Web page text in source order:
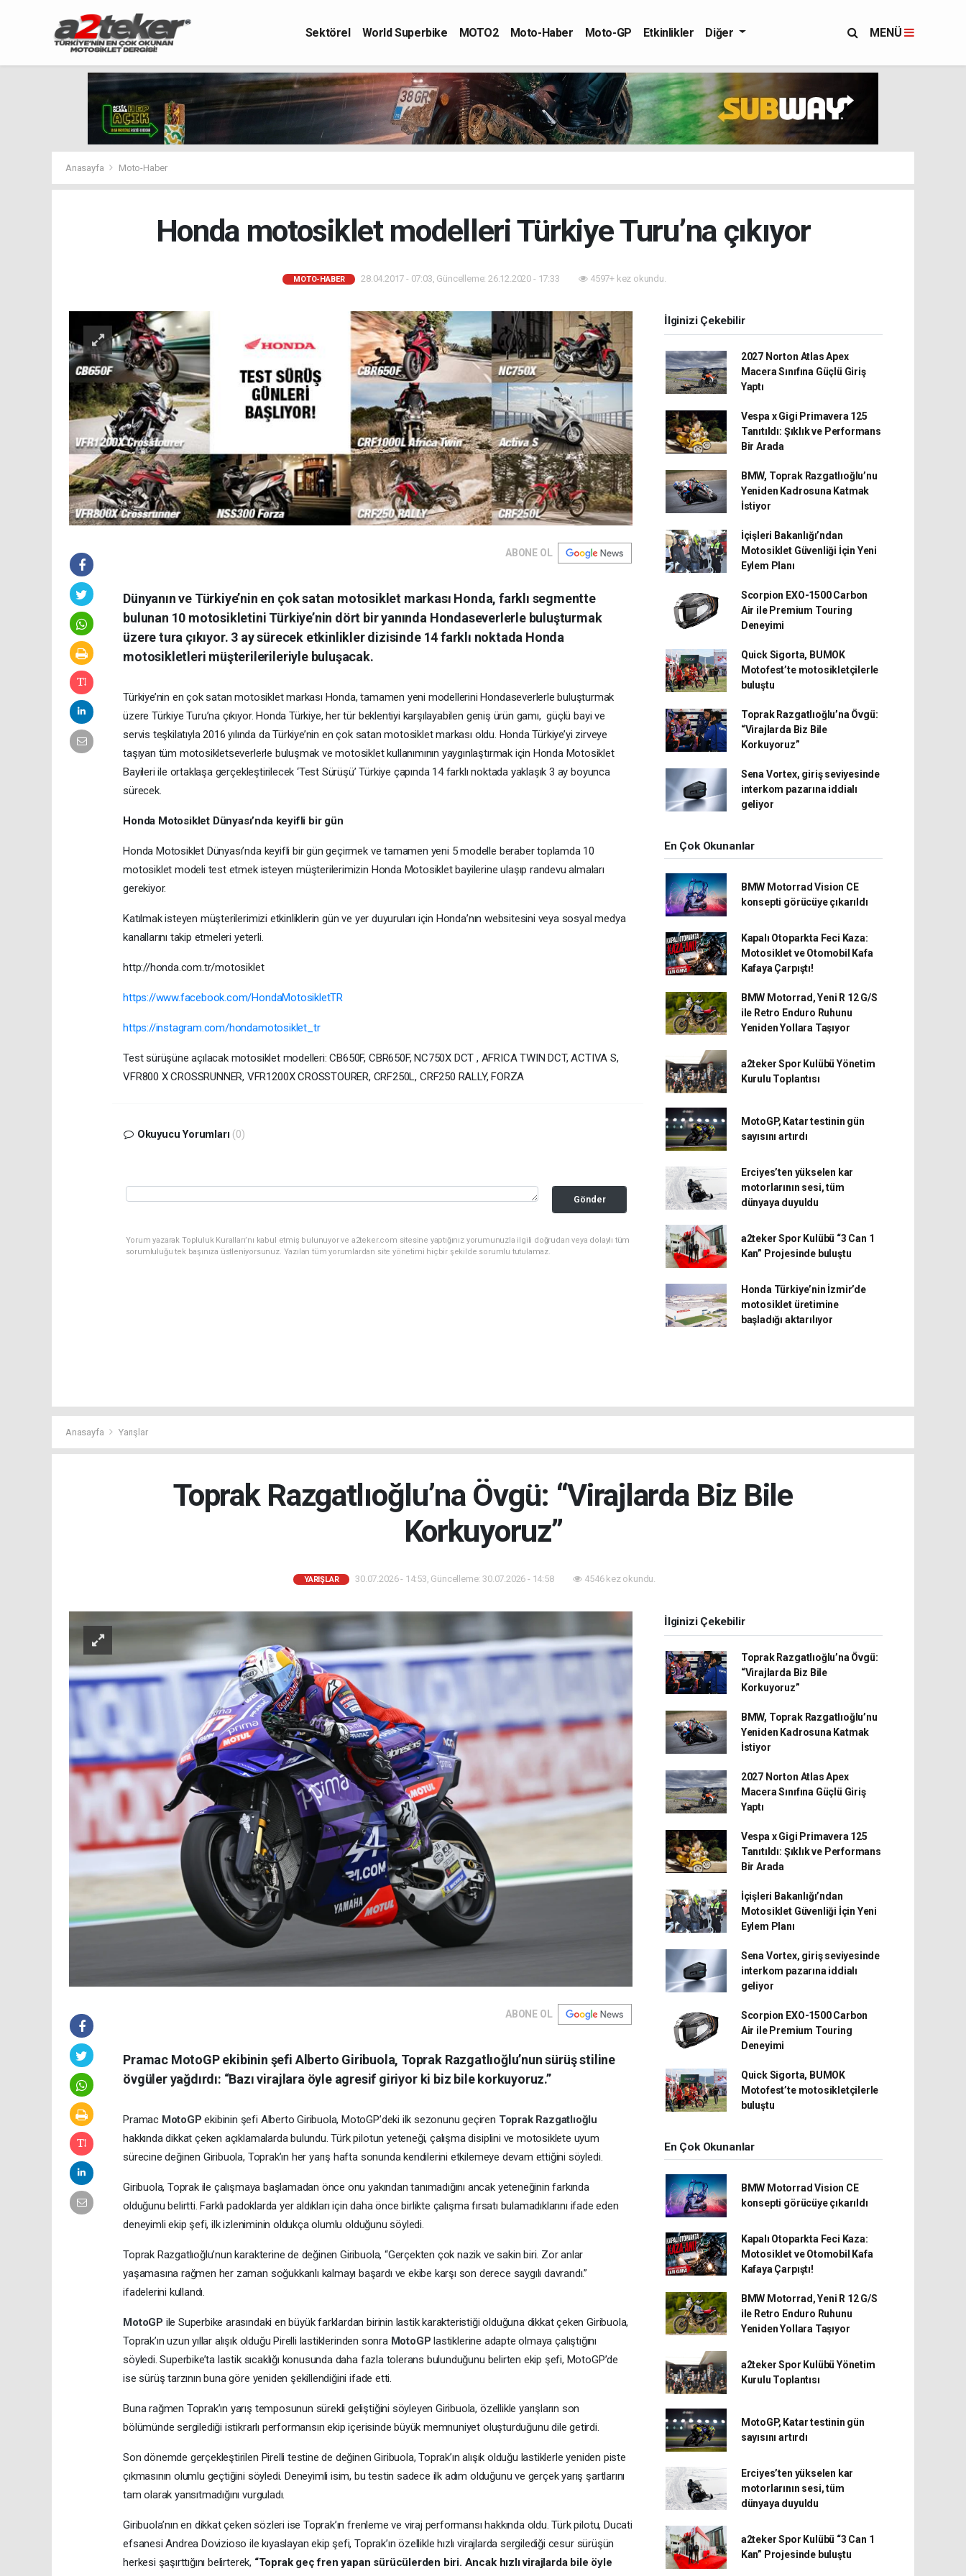
Sektörel World Superbike MOTO2 Moto-Haber Moto-GP Etkinlikler Diğer MENÜ
Anasayfa Moto-Haber
Honda motosiklet modelleri Türkiye Turu’na çıkıyor
MOTO-HABER 28.04.2017 - 07:03, Güncelleme: 26.12.2020 - 17:33 4597+ kez okundu.
ABONE OL
Dünyanın ve Türkiye’nin en çok satan motosiklet markası Honda, farklı segmentte
bulunan 10 motosikletini Türkiye’nin dört bir yanında Hondaseverlerle buluşturmak
üzere tura çıkıyor. 3 ay sürecek etkinlikler dizisinde 14 farklı noktada Honda
motosikletleri müşterilerileriyle buluşacak.
Türkiye’nin en çok satan motosiklet markası Honda, tamamen yeni modellerini Hondaseverlerle buluşturmak
üzere Türkiye Turu’na çıkıyor. Honda Türkiye, her tür beklentiyi karşılayabilen geniş ürün gamı, güçlü bayi ve
servis teşkilatıyla 2016 yılında da Türkiye’nin en çok satan motosiklet markası oldu. Honda Türkiye’yi zirveye
taşıyan tüm motosikletseverlerle buluşmak ve motosiklet kullanımının yaygınlaştırmak için Honda Motosiklet
Bayileri ile ortaklaşa gerçekleştirilecek ‘Test Sürüşü’ Türkiye çapında 14 farklı noktada yaklaşık 3 ay boyunca
sürecek.
Honda Motosiklet Dünyası’nda keyifli bir gün
Honda Motosiklet Dünyası’nda keyifli bir gün geçirmek ve tamamen yeni 5 modelle beraber toplamda 10
motosiklet modeli test etmek isteyen müşterilerimizin Honda Motosiklet bayilerine ulaşıp randevu almaları
gerekiyor.
Katılmak isteyen müşterilerimizi etkinliklerin gün ve yer duyuruları için Honda’nın websitesini veya sosyal medya
kanallarını takip etmeleri yeterli.
http://honda.com.tr/motosiklet
https://www.facebook.com/HondaMotosikletTR
https://instagram.com/hondamotosiklet_tr
Test sürüşüne açılacak motosiklet modelleri: CB650F, CBR650F, NC750X DCT , AFRICA TWIN DCT, ACTIVA S,
VFR800 X CROSSRUNNER, VFR1200X CROSSTOURER, CRF250L, CRF250 RALLY, FORZA
Okuyucu Yorumları (0)
Gönder
Yorum yazarak Topluluk Kuralları’nı kabul etmiş bulunuyor ve a2teker.com sitesine yaptığınız yorumunuzla ilgili doğrudan veya dolaylı tüm
sorumluluğu tek başınıza üstleniyorsunuz. Yazılan tüm yorumlardan site yönetimi hiçbir şekilde sorumlu tutulamaz.
İlginizi Çekebilir
2027 Norton Atlas Apex
Macera Sınıfına Güçlü Giriş
Yaptı
Vespa x Gigi Primavera 125
Tanıtıldı: Şıklık ve Performans
Bir Arada
BMW, Toprak Razgatlıoğlu’nu
Yeniden Kadrosuna Katmak
İstiyor
İçişleri Bakanlığı’ndan
Motosiklet Güvenliği İçin Yeni
Eylem Planı
Scorpion EXO-1500 Carbon
Air ile Premium Touring
Deneyimi
Quick Sigorta, BUMOK
Motofest’te motosikletçilerle
buluştu
Toprak Razgatlıoğlu’na Övgü:
“Virajlarda Biz Bile
Korkuyoruz”
Sena Vortex, giriş seviyesinde
interkom pazarına iddialı
geliyor
En Çok Okunanlar
BMW Motorrad Vision CE
konsepti görücüye çıkarıldı
Kapalı Otoparkta Feci Kaza:
Motosiklet ve Otomobil Kafa
Kafaya Çarpıştı!
BMW Motorrad, Yeni R 12 G/S
ile Retro Enduro Ruhunu
Yeniden Yollara Taşıyor
a2teker Spor Kulübü Yönetim
Kurulu Toplantısı
MotoGP, Katar testinin gün
sayısını artırdı
Erciyes’ten yükselen kar
motorlarının sesi, tüm
dünyaya duyuldu
a2teker Spor Kulübü “3 Can 1
Kan” Projesinde buluştu
Honda Türkiye’nin İzmir’de
motosiklet üretimine
başladığı aktarılıyor
Anasayfa Yarışlar
Toprak Razgatlıoğlu’na Övgü: “Virajlarda Biz Bile
Korkuyoruz”
YARIŞLAR 30.07.2026 - 14:53, Güncelleme: 30.07.2026 - 14:58 4546 kez okundu.
ABONE OL
Pramac MotoGP ekibinin şefi Alberto Giribuola, Toprak Razgatlıoğlu’nun sürüş stiline
övgüler yağdırdı: “Bazı virajlara öyle agresif giriyor ki biz bile korkuyoruz.”
Pramac MotoGPekibinin şefi Alberto Giribuola, MotoGP’deki ilk sezonunu geçiren Toprak Razgatlıoğlu
hakkında dikkat çeken açıklamalarda bulundu. Türk pilotun yeteneği, çalışma disiplini ve motosiklete uyum
sürecine değinen Giribuola, Toprak’ın her yarış hafta sonunda kendilerini etkilemeye devam ettiğini söyledi.
Giribuola, Toprak ile çalışmaya başlamadan önce onu yakından tanımadığını ancak yeteneğinin farkında
olduğunu belirtti. Farklı padoklarda yer aldıkları için daha önce birlikte çalışma fırsatı bulamadıklarını ifade eden
deneyimli ekip şefi, ilk izleniminin oldukça olumlu olduğunu söyledi.
Toprak Razgatlıoğlu’nun karakterine de değinen Giribuola, “Gerçekten çok nazik ve sakin biri. Zor anlar
yaşamasına rağmen her zaman soğukkanlı kalmayı başardı ve ekibe karşı son derece saygılı davrandı.”
ifadelerini kullandı.
MotoGP ile Superbike arasındaki en büyük farklardan birinin lastik karakteristiği olduğuna dikkat çeken Giribuola,
Toprak’ın uzun yıllar alışık olduğu Pirelli lastiklerinden sonra MotoGP lastiklerine adapte olmaya çalıştığını
söyledi. Superbike’ta lastik sıcaklığı konusunda daha fazla tolerans bulunduğunu belirten ekip şefi, MotoGP’de
ise sürüş tarzının buna göre yeniden şekillendiğini ifade etti.
Buna rağmen Toprak’ın yarış temposunun sürekli geliştiğini söyleyen Giribuola, özellikle yarışların son
bölümünde sergilediği istikrarlı performansın ekip içerisinde büyük memnuniyet oluşturduğunu dile getirdi.
Son dönemde gerçekleştirilen Pirelli testine de değinen Giribuola, Toprak’ın alışık olduğu lastiklerle yeniden piste
çıkmasının olumlu geçtiğini söyledi. Deneyimli isim, bu testin sadece ilk adım olduğunu ve gerçek yarış şartlarını
tam olarak yansıtmadığını vurguladı.
Giribuola’nın en dikkat çeken sözleri ise Toprak’ın frenleme ve viraj performansı hakkında oldu. Türk pilotu, Ducati
efsanesi Andrea Dovizioso ile kıyaslayan ekip şefi, Toprak’ın özellikle hızlı virajlarda sergilediği cesur sürüşün
herkesi şaşırttığını belirterek, “Toprak geç fren yapan sürücülerden biri. Ancak hızlı virajlarda bile öyle
İlginizi Çekebilir
Toprak Razgatlıoğlu’na Övgü:
“Virajlarda Biz Bile
Korkuyoruz”
BMW, Toprak Razgatlıoğlu’nu
Yeniden Kadrosuna Katmak
İstiyor
2027 Norton Atlas Apex
Macera Sınıfına Güçlü Giriş
Yaptı
Vespa x Gigi Primavera 125
Tanıtıldı: Şıklık ve Performans
Bir Arada
İçişleri Bakanlığı’ndan
Motosiklet Güvenliği İçin Yeni
Eylem Planı
Sena Vortex, giriş seviyesinde
interkom pazarına iddialı
geliyor
Scorpion EXO-1500 Carbon
Air ile Premium Touring
Deneyimi
Quick Sigorta, BUMOK
Motofest’te motosikletçilerle
buluştu
En Çok Okunanlar
BMW Motorrad Vision CE
konsepti görücüye çıkarıldı
Kapalı Otoparkta Feci Kaza:
Motosiklet ve Otomobil Kafa
Kafaya Çarpıştı!
BMW Motorrad, Yeni R 12 G/S
ile Retro Enduro Ruhunu
Yeniden Yollara Taşıyor
a2teker Spor Kulübü Yönetim
Kurulu Toplantısı
MotoGP, Katar testinin gün
sayısını artırdı
Erciyes’ten yükselen kar
motorlarının sesi, tüm
dünyaya duyuldu
a2teker Spor Kulübü “3 Can 1
Kan” Projesinde buluştu